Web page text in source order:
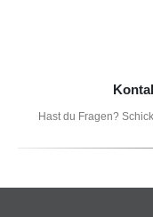
Hast du Fragen?